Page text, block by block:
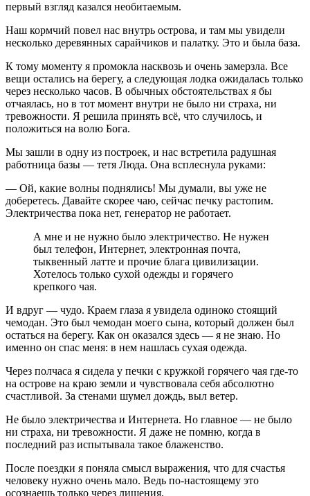
первый взгляд казался необитаемым.
Наш кормчий повел нас внутрь острова, и там мы увидели
несколько деревянных сарайчиков и палатку. Это и была база.
К тому моменту я промокла насквозь и очень замерзла. Все
вещи остались на берегу, а следующая лодка ожидалась только
через несколько часов. В обычных обстоятельствах я бы
отчаялась, но в тот момент внутри не было ни страха, ни
тревожности. Я решила принять всё, что случилось, и
положиться на волю Бога.
Мы зашли в одну из построек, и нас встретила радушная
работница базы — тетя Люда. Она всплеснула руками:
— Ой, какие волны поднялись! Мы думали, вы уже не
доберетесь. Давайте скорее чаю, сейчас печку растопим.
Электричества пока нет, генератор не работает.
А мне и не нужно было электричество. Не нужен
был телефон, Интернет, электронная почта,
тыквенный латте и прочие блага цивилизации.
Хотелось только сухой одежды и горячего
крепкого чая.
И вдруг — чудо. Краем глаза я увидела одиноко стоящий
чемодан. Это был чемодан моего сына, который должен был
остаться на берегу. Как он оказался здесь — я не знаю. Но
именно он спас меня: в нем нашлась сухая одежда.
Через полчаса я сидела у печки с кружкой горячего чая где-то
на острове на краю земли и чувствовала себя абсолютно
счастливой. За стенами шумел дождь, выл ветер.
Не было электричества и Интернета. Но главное — не было
ни страха, ни тревожности. Я даже не помню, когда в
последний раз испытывала такое блаженство.
После поездки я поняла смысл выражения, что для счастья
человеку нужно очень мало. Ведь по-настоящему это
осознаешь только через лишения.